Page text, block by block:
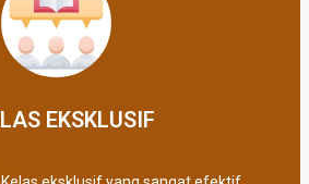
EKSKLUSIF​